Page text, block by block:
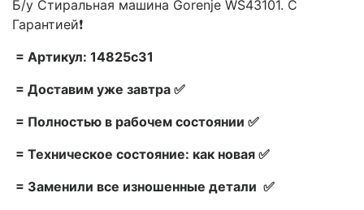
Б/у Стиральная машина Gorenje WS43101. С
Гарантией❗
= Артикул: 14825c31
= Доставим уже завтра ✅
= Полностью в рабочем состоянии ✅
= Техническое состояние: как новая ✅
= Заменили все изношенные детали ✅